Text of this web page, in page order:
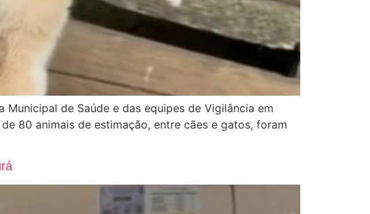
de Saúde e das equipes de Vigilância em
80 animais de estimação, entre cães e gatos, foram